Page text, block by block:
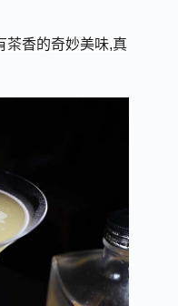
茶香的奇妙美味,真